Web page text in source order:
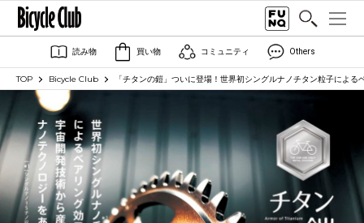
読み物 買い物 コミュニティ Others
TOP Bicycle Club 「チタンの鎧」ついに登場！世界初シングルナノチタン粒子による